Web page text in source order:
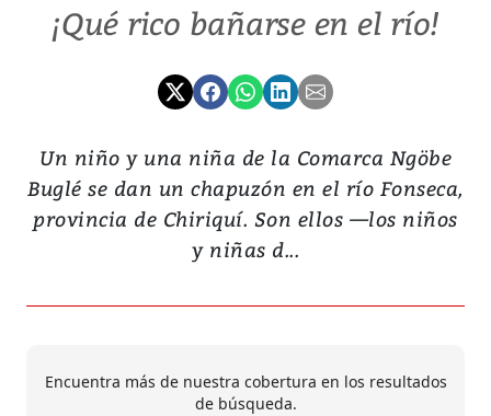
¡Qué rico bañarse en el río!
Un niño y una niña de la Comarca Ngöbe
Buglé se dan un chapuzón en el río Fonseca,
provincia de Chiriquí. Son ellos —los niños
y niñas d...
Encuentra más de nuestra cobertura en los resultados
de búsqueda.